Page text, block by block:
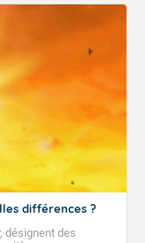
différences ?
désignent des